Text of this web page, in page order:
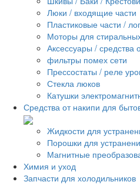
Люки / входящие части
Пластиковые части /
Моторы для
Аксессуары / средства
фильтры помех сети
Прессостаты / реле
Стекла люков
Катушки
Средства от накипи для
Жидкости для
Порошки для
Магнитные
Химия и уход
Запчасти для холодильников